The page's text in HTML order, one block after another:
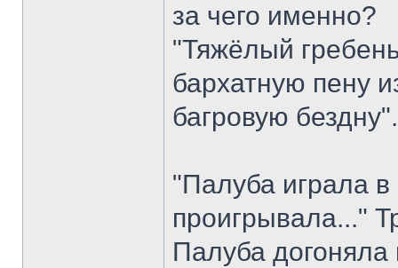
за чего именно?
"Тяжёлый
бархатную пену
багровую
"Палуба играла в
проигрывала..."
Палуба